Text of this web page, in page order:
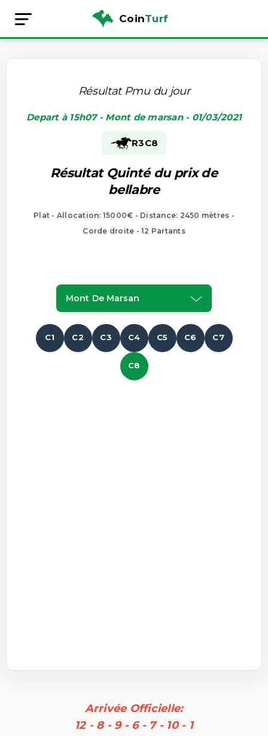
CoinTurf
Résultat Pmu du jour
Depart à 15h07 - Mont de marsan - 01/03/2021
R3C8
Résultat Quinté du prix de
bellabre
Plat - Allocation: 15000€ - Distance: 2450 mètres -
Corde droite - 12 Partants
Mont De Marsan
C1 C2 C3 C4 C5 C6 C7
C8
Arrivée Officielle:
12 - 8 - 9 - 6 - 7 - 10 - 1